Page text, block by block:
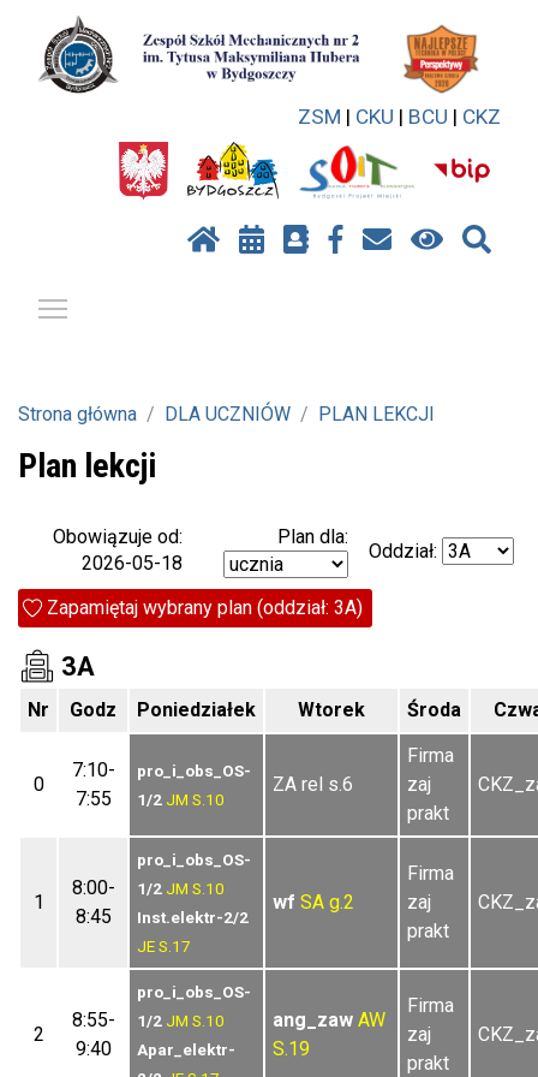
ZSM | CKU | BCU | CKZ
Strona główna DLA UCZNIÓW PLAN LEKCJI
Plan lekcji
Obowiązuje od:
2026-05-18
Plan dla:
Oddział:
Zapamiętaj wybrany plan (oddział: 3A)
3A
Nr Godz Poniedziałek Wtorek Środa
0
7:10-
7:55
pro_i_obs_OS-
1/2 JM S.10
ZA rel s.6
Firma
zaj
prakt
1
8:00-
8:45
pro_i_obs_OS-
1/2 JM S.10
Inst.elektr-2/2
JES.17
wf SA g.2
Firma
zaj
prakt
2
8:55-
9:40
pro_i_obs_OS-
1/2 JM S.10
Apar_elektr-
ang_zaw AW
S.19
Firma
zaj
prakt